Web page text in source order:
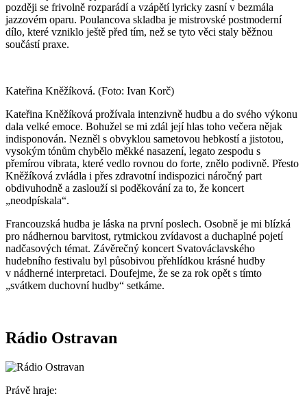
později se frivolně rozparádí a vzápětí lyricky zasní v bezmála
jazzovém oparu. Poulancova skladba je mistrovské postmoderní
dílo, které vzniklo ještě před tím, než se tyto věci staly běžnou
součástí praxe.
Kateřina Kněžíková. (Foto: Ivan Korč)
Kateřina Kněžíková prožívala intenzivně hudbu a do svého výkonu
dala velké emoce. Bohužel se mi zdál její hlas toho večera nějak
indisponován. Nezněl s obvyklou sametovou hebkostí a jistotou,
vysokým tónům chybělo měkké nasazení, legato zespodu s
přemírou vibrata, které vedlo rovnou do forte, znělo podivně. Přesto
Kněžíková zvládla i přes zdravotní indispozici náročný part
obdivuhodně a zaslouží si poděkování za to, že koncert
„neodpískala“.
Francouzská hudba je láska na první poslech. Osobně je mi blízká
pro nádhernou barvitost, rytmickou zvídavost a duchaplné pojetí
nadčasových témat. Závěrečný koncert Svatováclavského
hudebního festivalu byl působivou přehlídkou krásné hudby
v nádherné interpretaci. Doufejme, že se za rok opět s tímto
„svátkem duchovní hudby“ setkáme.
Rádio Ostravan
Právě hraje: